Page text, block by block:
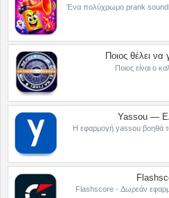
Ένα πολύχρωμο prank
Ποιος θέλει να
Ποιος είναι ο
Yassou —
Η εφαρμογή yassou βοηθά
Flashscore - Δωρεάν